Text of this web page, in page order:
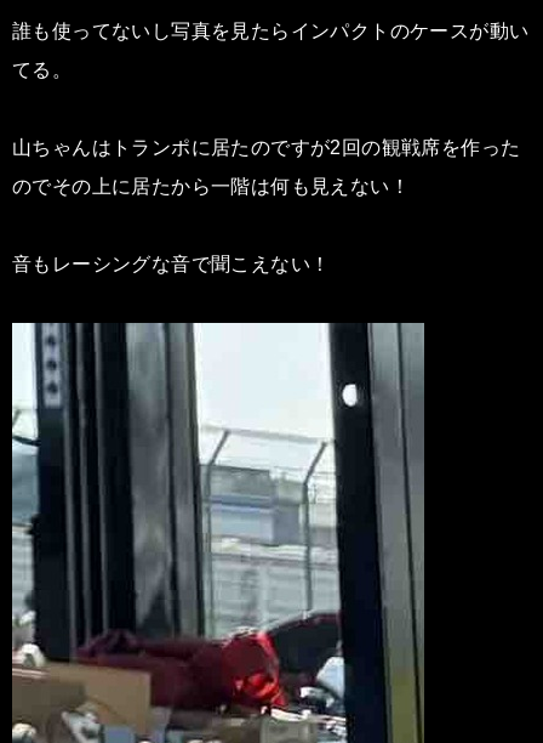
誰も使ってないし写真を見たらインパクトのケースが動い
てる。
山ちゃんはトランポに居たのですが2回の観戦席を作った
のでその上に居たから一階は何も見えない！
音もレーシングな音で聞こえない！